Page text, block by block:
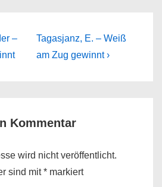
–
Next
Post
Tagasjanz, E. – Weiß
am Zug gewinnt ›
Kommentar
wird nicht veröffentlicht.
sind mit* markiert